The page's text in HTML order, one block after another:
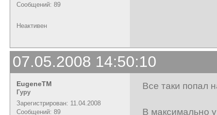
Сообщений: 89
Неактивен
07.05.2008 14:50:10
EugeneTM
Гуру
Зарегистрирован: 11.04.2008
Сообщений: 89
Все таки попал
В максимально